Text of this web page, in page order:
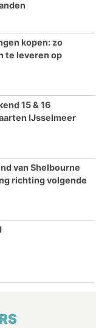
kopen: zo
te leveren op
15 & 16
IJsselmeer
van Shelbourne
richting volgende